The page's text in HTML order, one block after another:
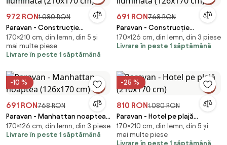
972 RON1.080 RON
Paravan - Construcție
iluminată (210x170 cm)
170×210 cm, din lemn, din 5 și
mai multe piese
Livrare în peste 1 săptămână
691 RON768 RON
Paravan - Construcție
iluminată (126x170 cm)
170×126 cm, din lemn, din 3 piese
Livrare în peste 1 săptămână
-10 %
691 RON768 RON
Paravan - Manhattan noaptea
(126x170 cm)
170×126 cm, din lemn, din 3 piese
Livrare în peste 1 săptămână
-25 %
810 RON1.080 RON
Paravan - Hotel pe plajă
(210x170 cm)
170×210 cm, din lemn, din 5 și
mai multe piese
Livrare în peste 1 săptămână